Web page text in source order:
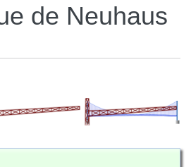
de Neuhaus